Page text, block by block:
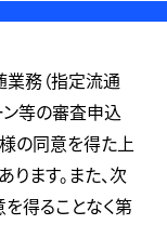
務（指定流通
等の審査申込
の同意を得た上
ます。また、次
得ることなく第